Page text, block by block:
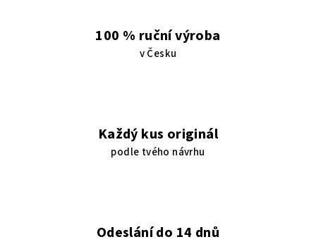
100 % ruční výroba
v Česku
Každý kus originál
podle tvého návrhu
Odeslání do 14 dnů